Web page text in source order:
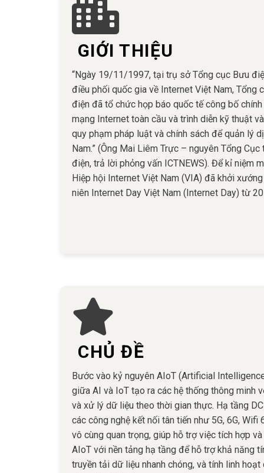
GIỚI THIỆU
“Ngày 19/11/1997, tại trụ sở Tổng cục Bưu
điều phối quốc gia về Internet Việt Nam, Tổng
điện đã tổ chức họp báo quốc tế công bố
mạng Internet toàn cầu và trình diễn kỹ thuật
quy phạm pháp luật và chính sách để quản lý
Nam.” (Ông Mai Liêm Trực – nguyên Tổng
điện, trả lời phỏng vấn ICTNEWS). Để kỉ niệm
Hiệp hội Internet Việt Nam (VIA) đã khởi
niên Internet Day Việt Nam (Internet Day) từ
CHỦ ĐỀ
Bước vào kỷ nguyên AIoT (Artificial
giữa AI và IoT tạo ra các hệ thống thông minh
và xử lý dữ liệu theo thời gian thực. Hạ tầng
các công nghệ kết nối tân tiến như 5G, 6G,
vô cùng quan trọng, giúp hỗ trợ việc tích hợp
AIoT với nền tảng hạ tầng để hỗ trợ khả năng
truyền tải dữ liệu nhanh chóng, và tính linh